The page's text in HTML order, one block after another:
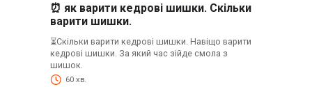
⏰ як варити кедрові шишки. Скільки
варити шишки.
⏳Скільки варити кедрові шишки. Навіщо варити
кедрові шишки. За який час зійде смола з
шишок.
60 хв.